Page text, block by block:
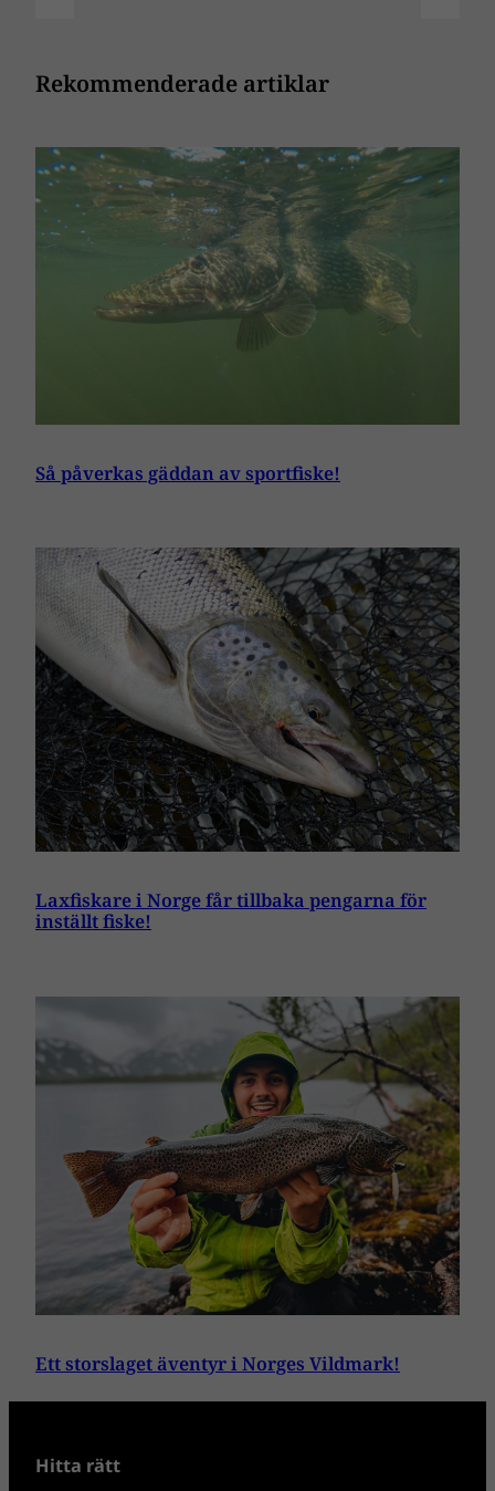
Rekommenderade artiklar
Så påverkas gäddan av sportfiske!
Laxfiskare i Norge får tillbaka pengarna för
inställt fiske!
Ett storslaget äventyr i Norges Vildmark!
Hitta rätt